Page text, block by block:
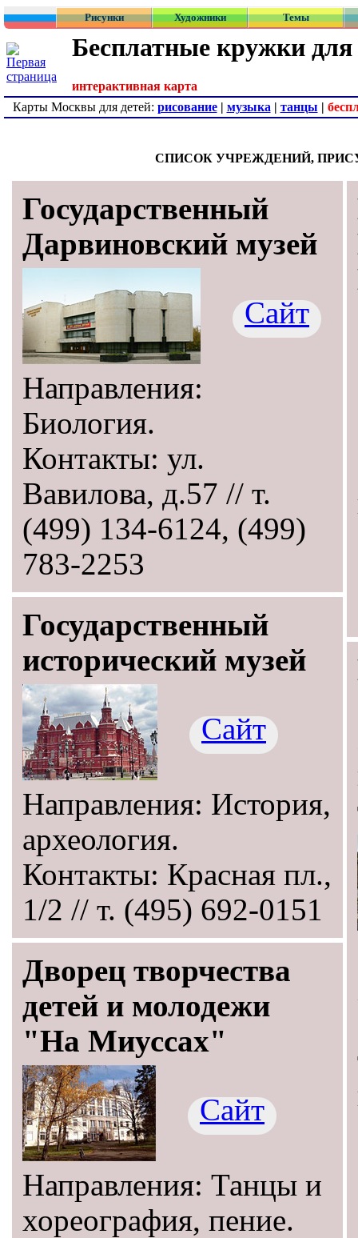
Рисунки Художники Темы
Бесплатные кружки для
интерактивная карта
Карты Москвы для детей: рисование| музыка | танцы |
СПИСОК УЧРЕЖДЕНИЙ,
Государственный
Дарвиновский музей
Сайт
Направления:
Биология.
Контакты: ул.
Вавилова, д.57 // т.
(499) 134-6124, (499)
783-2253
Государственный
исторический музей
Сайт
Направления: История,
археология.
Контакты: Красная пл.,
1/2 // т. (495) 692-0151
Дворец творчества
детей и молодежи
"На Миуссах"
Сайт
Направления: Танцы и
хореография, пение.